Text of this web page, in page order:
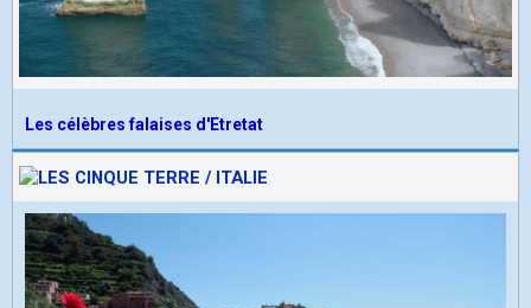
Les célèbres falaises d'Etretat